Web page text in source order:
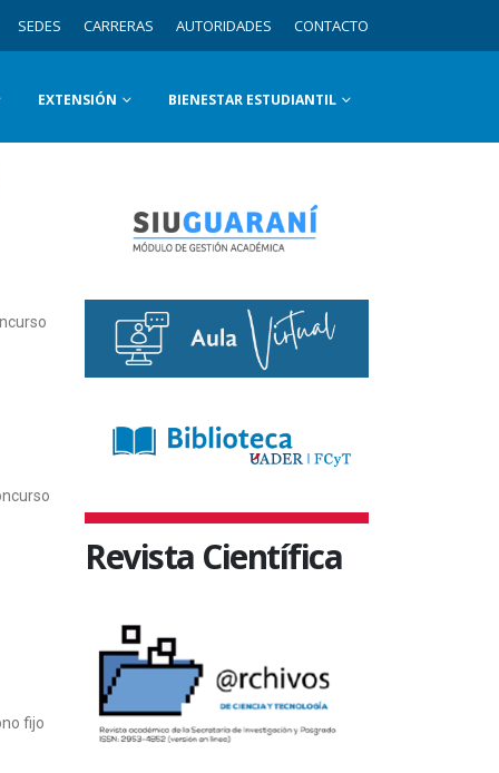
SEDES CARRERAS AUTORIDADES CONTACTO
EXTENSIÓN BIENESTAR ESTUDIANTIL
fijo
Revista Científica